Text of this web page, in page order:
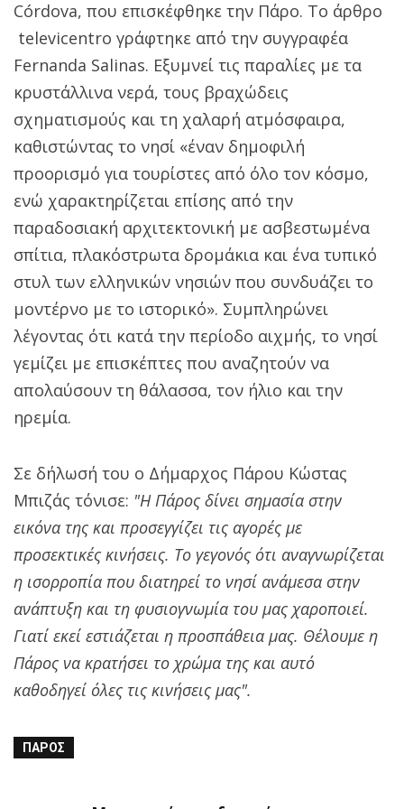
Córdova, που επισκέφθηκε την Πάρο. Το άρθρο
televicentro γράφτηκε από την συγγραφέα
Fernanda Salinas. Εξυμνεί τις παραλίες με τα
κρυστάλλινα νερά, τους βραχώδεις
σχηματισμούς και τη χαλαρή ατμόσφαιρα,
καθιστώντας το νησί «έναν δημοφιλή
προορισμό για τουρίστες από όλο τον κόσμο,
ενώ χαρακτηρίζεται επίσης από την
παραδοσιακή αρχιτεκτονική με ασβεστωμένα
σπίτια, πλακόστρωτα δρομάκια και ένα τυπικό
στυλ των ελληνικών νησιών που συνδυάζει το
μοντέρνο με το ιστορικό». Συμπληρώνει
λέγοντας ότι κατά την περίοδο αιχμής, το νησί
γεμίζει με επισκέπτες που αναζητούν να
απολαύσουν τη θάλασσα, τον ήλιο και την
ηρεμία.
Σε δήλωσή του ο Δήμαρχος Πάρου Κώστας
Μπιζάς τόνισε: "Η Πάρος δίνει σημασία στην
εικόνα της και προσεγγίζει τις αγορές με
προσεκτικές κινήσεις. Το γεγονός ότι αναγνωρίζεται
η ισορροπία που διατηρεί το νησί ανάμεσα στην
ανάπτυξη και τη φυσιογνωμία του μας χαροποιεί.
Γιατί εκεί εστιάζεται η προσπάθεια μας. Θέλουμε η
Πάρος να κρατήσει το χρώμα της και αυτό
καθοδηγεί όλες τις κινήσεις μας".
ΠΆΡΟΣ